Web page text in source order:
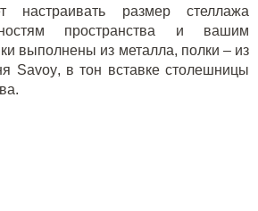
настраивать размер стеллажа
пространства и вашим
выполнены из металла, полки – из
Savoy, в тон вставке столешницы